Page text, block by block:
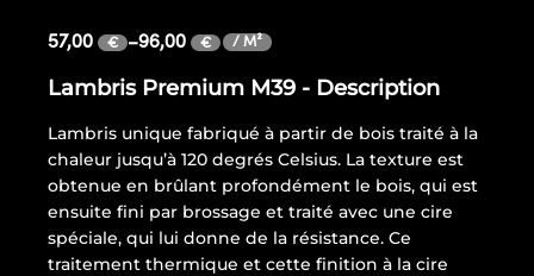
57,00 € –96,00 € / M²
Lambris Premium M39 - Description
Lambris unique fabriqué à partir de bois traité à la
chaleur jusqu’à 120 degrés Celsius. La texture est
obtenue en brûlant profondément le bois, qui est
ensuite fini par brossage et traité avec une cire
spéciale, qui lui donne de la résistance. Ce
traitement thermique et cette finition à la cire